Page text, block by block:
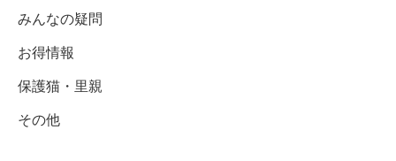
みんなの疑問
お得情報
保護猫・里親
その他